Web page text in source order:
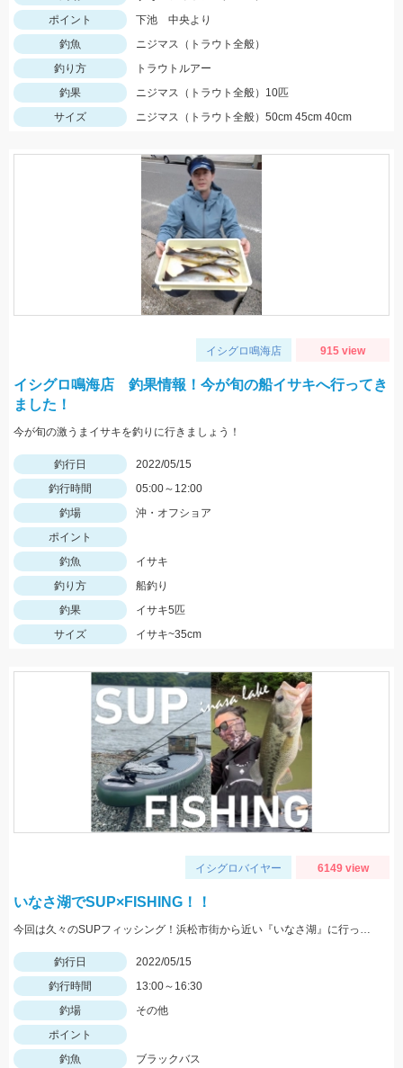
ポイント
下池 中央より
釣魚
ニジマス（トラウト全般）
釣り方
トラウトルアー
釣果
ニジマス（トラウト全般）10匹
サイズ
ニジマス（トラウト全般）50cm 45cm 40cm
イシグロ鳴海店 915 view
イシグロ鳴海店 釣果情報！今が旬の船イサキへ行ってき
ました！
今が旬の激うまイサキを釣りに行きましょう！
釣行日
2022/05/15
釣行時間
05:00～12:00
釣場
沖・オフショア
ポイント
釣魚
イサキ
釣り方
船釣り
釣果
イサキ5匹
サイズ
イサキ~35cm
イシグロバイヤー 6149 view
いなさ湖でSUP×FISHING！！
今回は久々のSUPフィッシング！浜松市街から近い『いなさ湖』に行ってきました！！
釣行日
2022/05/15
釣行時間
13:00～16:30
釣場
その他
ポイント
釣魚
ブラックバス